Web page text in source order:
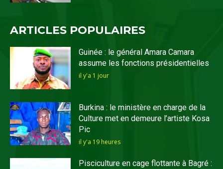
ARTICLES POPULAIRES
Guinée : le général Amara Camara
assume les fonctions présidentielles
il y'a 1 jour
Burkina : le ministère en charge de la
Culture met en demeure l’artiste Kosa
Pic
il y'a 19 heures
Pisciculture en cage flottante à Bagré :